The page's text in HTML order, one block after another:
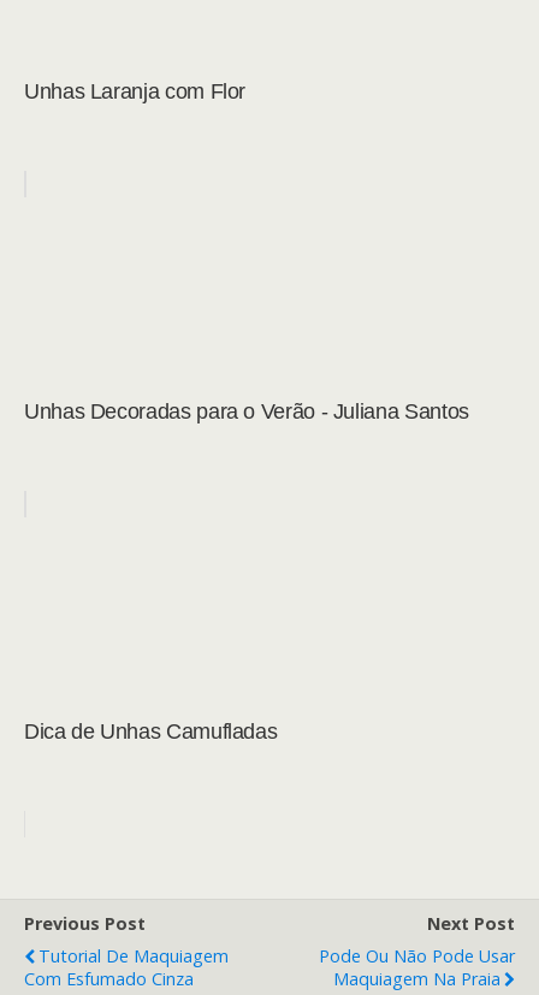
Unhas Laranja com Flor
Unhas Decoradas para o Verão - Juliana Santos
Dica de Unhas Camufladas
Previous Post
Tutorial De Maquiagem
Com Esfumado Cinza
Next Post
Pode Ou Não Pode Usar
Maquiagem Na Praia